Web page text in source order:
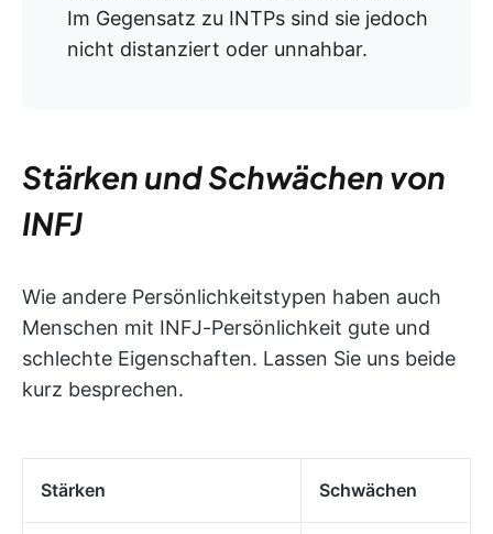
Im Gegensatz zu INTPs sind sie jedoch
nicht distanziert oder unnahbar.
Stärken und Schwächen von
INFJ
Wie andere Persönlichkeitstypen haben auch
Menschen mit INFJ-Persönlichkeit gute und
schlechte Eigenschaften. Lassen Sie uns beide
kurz besprechen.
Stärken Schwächen